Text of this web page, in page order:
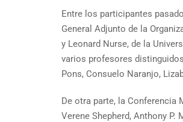
Entre los participantes
General Adjunto de la
y Leonard Nurse, de la
varios profesores
Pons, Consuelo Naranjo,
De otra parte, la Conferencia
Verene Shepherd, Anthony